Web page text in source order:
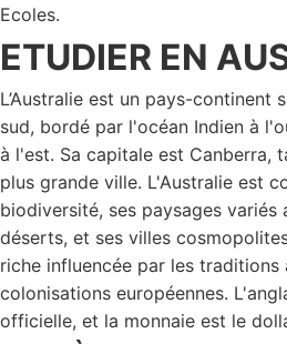
Ecoles.
ETUDIER EN
L’Australie est un pays-continent
sud, bordé par l'océan Indien à
à l'est. Sa capitale est Canberra,
plus grande ville. L'Australie est
biodiversité, ses paysages variés
déserts, et ses villes
riche influencée par les traditions
colonisations européennes.
officielle, et la monnaie est le